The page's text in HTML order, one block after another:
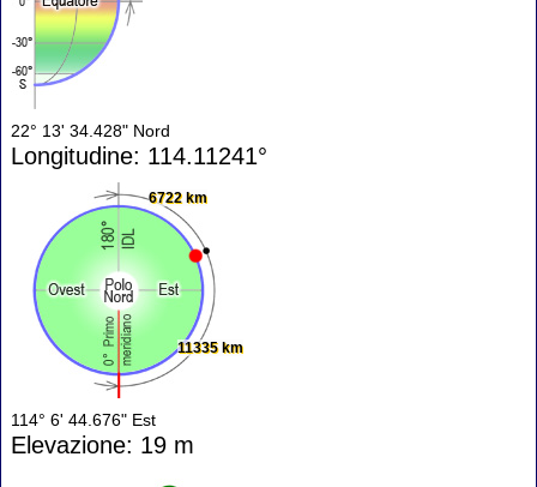
22° 13' 34.428" Nord
Longitudine: 114.11241°
11335 km
6722 km
114° 6' 44.676" Est
Elevazione: 19 m